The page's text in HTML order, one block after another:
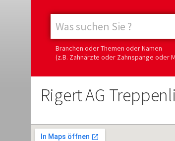
Branchen oder Themen oder Namen
(z.B. Zahnärzte oder Zahnspange oder
Rigert AG